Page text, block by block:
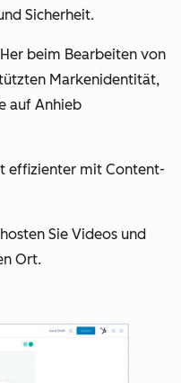
Sicherheit.
beim Bearbeiten von
Markenidentität,
auf Anhieb
effizienter mit Content-
Sie Videos und
Ort.